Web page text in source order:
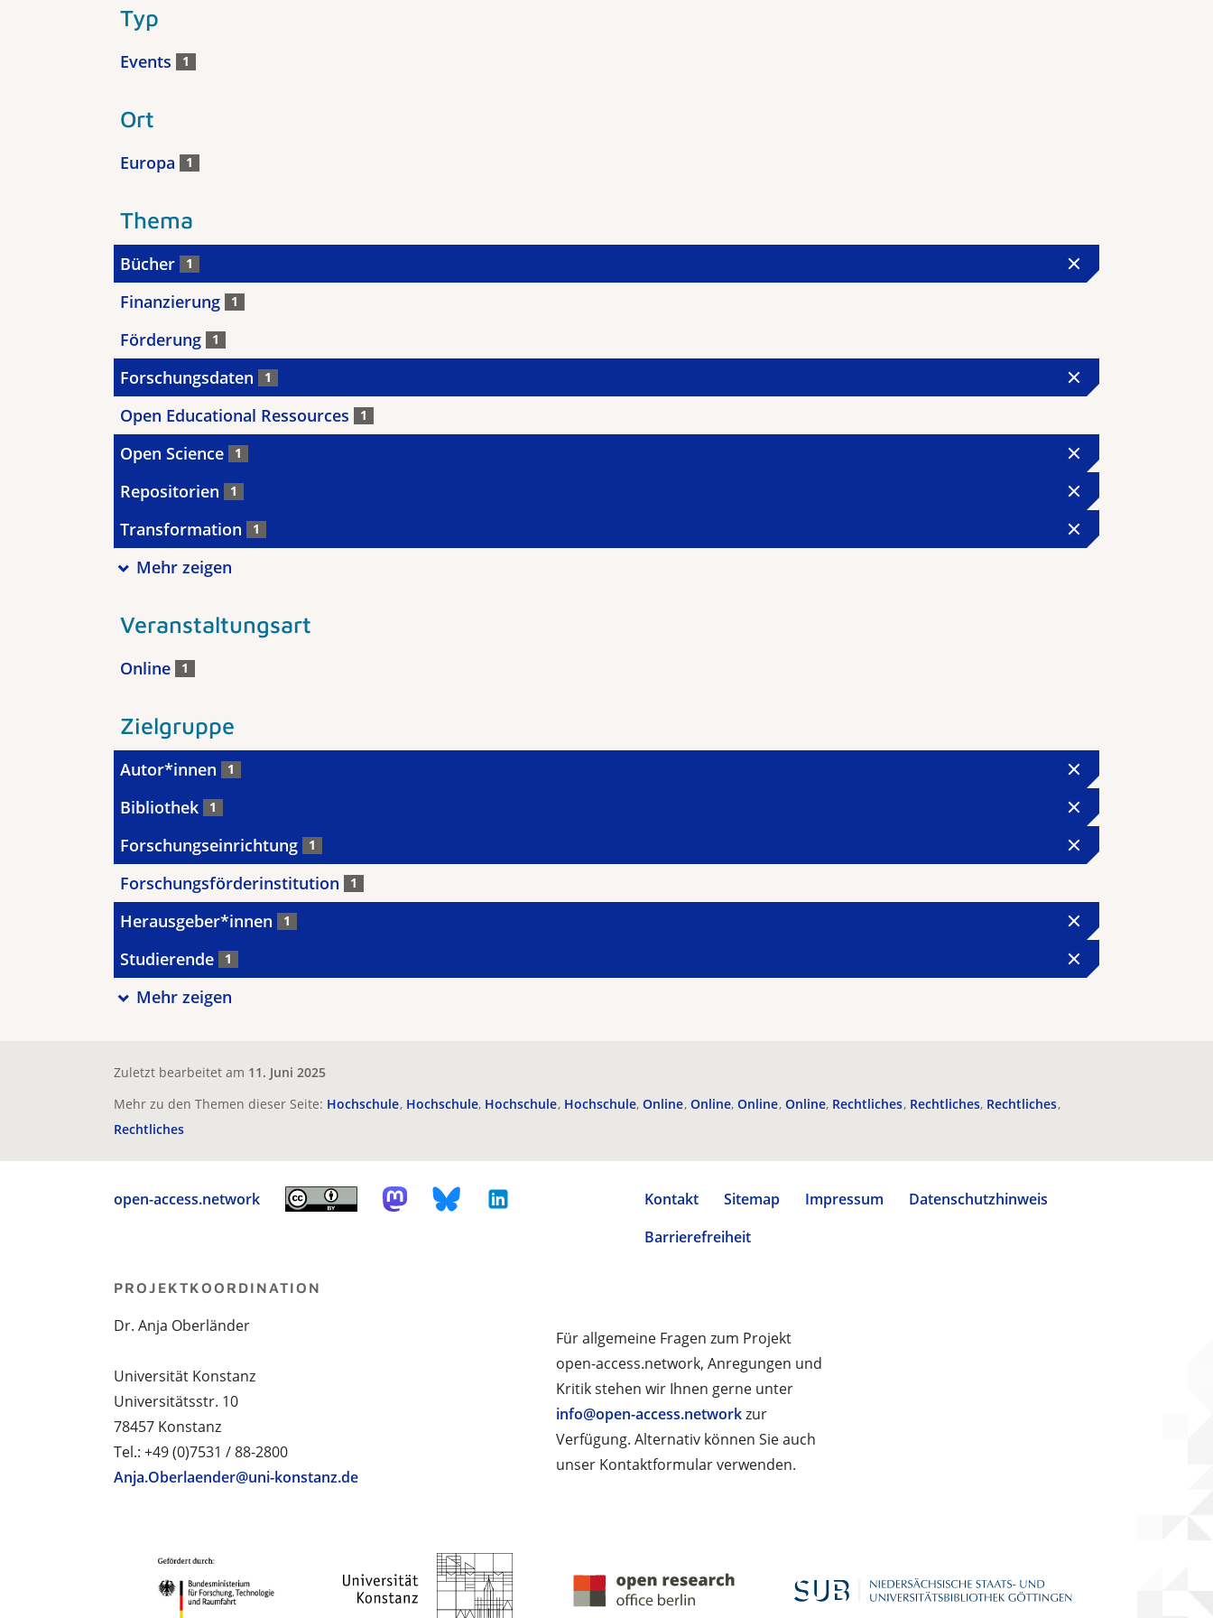
Typ
Events 1
Ort
Europa 1
Thema
Bücher 1
Finanzierung 1
Förderung 1
Forschungsdaten 1
Open Educational Ressources 1
Open Science 1
Repositorien 1
Transformation 1
Mehr zeigen
Veranstaltungsart
Online 1
Zielgruppe
Autor*innen 1
Bibliothek 1
Forschungseinrichtung 1
Forschungsförderinstitution 1
Herausgeber*innen 1
Studierende 1
Mehr zeigen
Zuletzt bearbeitet am 11. Juni 2025
Mehr zu den Themen dieser Seite: Hochschule Hochschule Hochschule Hochschule Online Online Online Online Rechtliches Rechtliches Rechtliches
Rechtliches
open-access.network Kontakt Sitemap Impressum
Datenschutzhinweis
Barrierefreiheit
Für allgemeine Fragen zum Projekt
open-access.network, Anregungen und
Kritik stehen wir Ihnen gerne unter
info@open-access.networkzur
Verfügung. Alternativ können Sie auch
unser Kontaktformular verwenden.
PROJEKTKOORDINATION
Dr. Anja Oberländer
Universität Konstanz
Universitätsstr. 10
78457 Konstanz
Tel.: +49 (0)7531 / 88-2800
Anja.Oberlaender@uni-konstanz.de